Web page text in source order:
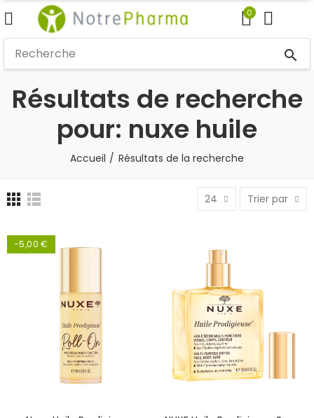
0
search
Résultats de recherche
pour: nuxe huile
Accueil Résultats de la recherche
24 Trier par
-5,00 €